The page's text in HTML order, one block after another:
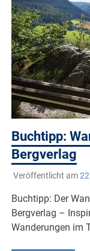
Buchtipp:
Bergverlag
Veröffentlicht am
Buchtipp: Der
Bergverlag –
Wanderungen im